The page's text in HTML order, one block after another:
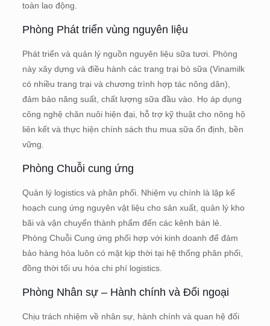
toàn lao động.
Phòng Phát triển vùng nguyên liệu
Phát triển và quản lý nguồn nguyên liệu sữa tươi. Phòng
này xây dựng và điều hành các trang trại bò sữa (Vinamilk
có nhiều trang trại và chương trình hợp tác nông dân),
đảm bảo năng suất, chất lượng sữa đầu vào. Họ áp dụng
công nghệ chăn nuôi hiện đại, hỗ trợ kỹ thuật cho nông hộ
liên kết và thực hiện chính sách thu mua sữa ổn định, bền
vững.
Phòng Chuỗi cung ứng
Quản lý logistics và phân phối. Nhiệm vụ chính là lập kế
hoạch cung ứng nguyên vật liệu cho sản xuất, quản lý kho
bãi và vận chuyển thành phẩm đến các kênh bán lẻ.
Phòng Chuỗi Cung ứng phối hợp với kinh doanh để đảm
bảo hàng hóa luôn có mặt kịp thời tại hệ thống phân phối,
đồng thời tối ưu hóa chi phí logistics.
Phòng Nhân sự – Hành chính và Đối ngoại
Chịu trách nhiệm về nhân sự, hành chính và quan hệ đối